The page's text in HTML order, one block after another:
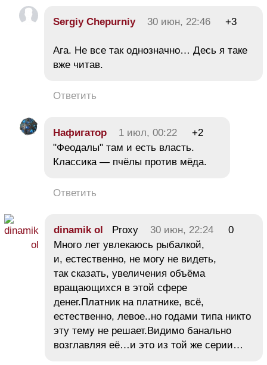
Sergiy Chepurniy 30 июн, 22:46 +3
Ага. Не все так однозначно… Десь я таке
вже читав.
Ответить
Нафигатор 1 июл, 00:22
+2
"Феодалы" там и есть власть.
Классика — пчёлы против мёда.
Ответить
dinamik ol Proxy 30 июн, 22:24
0
Много лет увлекаюсь рыбалкой,
и, естественно, не могу не видеть,
так сказать, увеличения объёма
вращающихся в этой сфере
денег.Платник на платнике, всё,
естественно, левое..но годами типа никто
эту тему не решает.Видимо банально
возглавляя её…и это из той же серии…